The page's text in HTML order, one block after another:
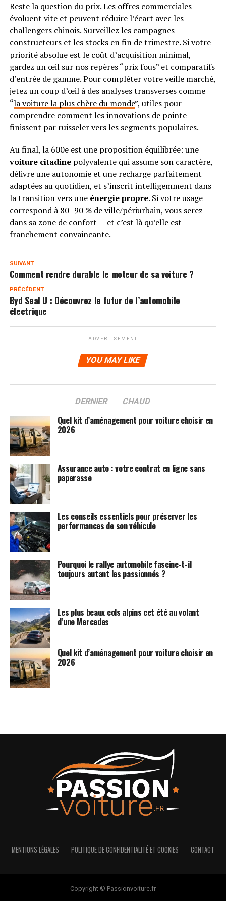
Reste la question du prix. Les offres commerciales
évoluent vite et peuvent réduire l’écart avec les
challengers chinois. Surveillez les campagnes
constructeurs et les stocks en fin de trimestre. Si votre
priorité absolue est le coût d’acquisition minimal,
gardez un œil sur nos repères “prix fous” et comparatifs
d’entrée de gamme. Pour compléter votre veille marché,
jetez un coup d’œil à des analyses transverses comme
“la voiture la plus chère du monde”, utiles pour
comprendre comment les innovations de pointe
finissent par ruisseler vers les segments populaires.
Au final, la 600e est une proposition équilibrée: une
voiture citadinepolyvalente qui assume son caractère,
délivre une autonomie et une recharge parfaitement
adaptées au quotidien, et s’inscrit intelligemment dans
la transition vers une énergie propre. Si votre usage
correspond à 80–90 % de ville/périurbain, vous serez
dans sa zone de confort — et c’est là qu’elle est
franchement convaincante.
SUIVANT
Comment rendre durable le moteur de sa voiture ?
PRÉCÉDENT
Byd Seal U : Découvrez le futur de l’automobile
électrique
ADVERTISEMENT
YOU MAY LIKE
DERNIER CHAUD
Quel kit d’aménagement pour voiture choisir en
2026
Assurance auto : votre contrat en ligne sans
paperasse
Les conseils essentiels pour préserver les
performances de son véhicule
Pourquoi le rallye automobile fascine-t-il
toujours autant les passionnés ?
Les plus beaux cols alpins cet été au volant
d’une Mercedes
Quel kit d’aménagement pour voiture choisir en
2026
MENTIONS LÉGALES POLITIQUE DE CONFIDENTIALITÉ ET COOKIES CONTACT
Copyright © Passionvoiture.fr